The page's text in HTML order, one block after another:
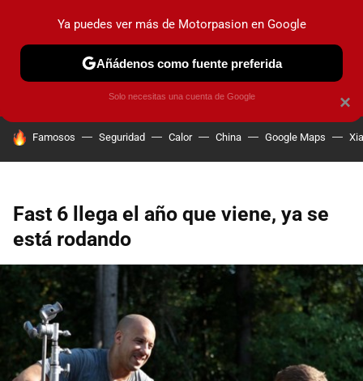
PRUEBAS COCHES ELÉCTRICOS OBSERVATORIO
HOY SE HABLA DE
Famosos Seguridad Calor China Google Maps
Fast 6 llega el año que viene, ya se
está rodando
×
Ya puedes ver más de Motorpasion en Google
Añádenos como fuente preferida
Solo necesitas una cuenta de Google